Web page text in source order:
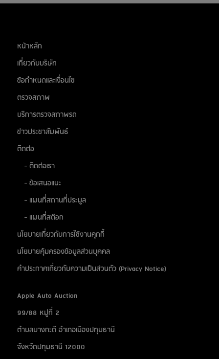
31 สิงหาคม 2569
ห้างอู้ฟู่ จ.ขอนแก่น
ตลาด เอส มาร์เช่ (ตลาดยีราฟ) ระยอง
สต๊อกแอพเพิล สระบุรี
ติวานนท์
หน้าหลัก
เกี่ยวกับบริษัท
ข้อกำหนดและเงื่อนไข
ตรวจสภาพ
บริการตรวจสภาพรถ
ข่าวประชาสัมพันธ์
ติดต่อ
- ติดต่อเรา
- ข้อเสนอแนะ
- แผนที่สถานที่ประมูล
- แผนที่สต๊อก
นโยบายเกี่ยวกับการใช้งานคุกกี้
นโยบายคุ้มครองข้อมูลส่วนบุคคล
คำประกาศเกี่ยวกับความเป็นส่วนตัว (Privacy Notice)
Apple Auto Auction
99/88 หมู่ที่ 2
ตำบลบางกะดี อำเภอเมืองปทุมธานี
จังหวัดปทุมธานี 12000